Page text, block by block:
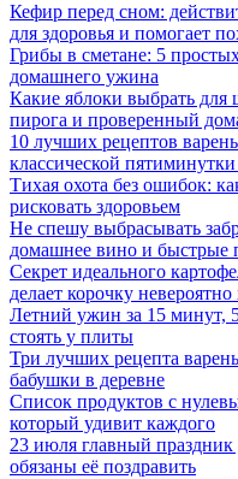
Кефир перед сном:
для здоровья и помогает
Грибы в сметане: 5
домашнего ужина
Какие яблоки выбрать
пирога и проверенный
10 лучших рецептов
классической
Тихая охота без ошибок:
рисковать здоровьем
Не спешу выбрасывать
домашнее вино и быстрые
Секрет идеального
делает корочку
Летний ужин за 15 минут,
стоять у плиты
Три лучших рецепта
бабушки в деревне
Список продуктов с
который удивит каждого
23 июля главный
обязаны её поздравить